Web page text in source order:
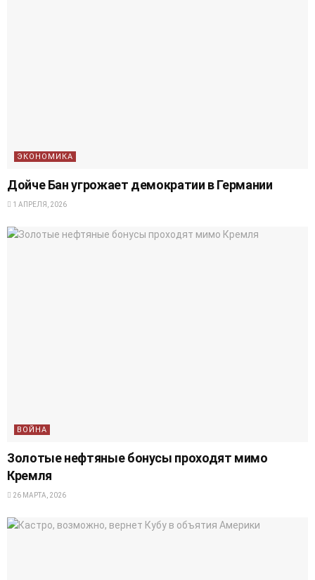
ЭКОНОМИКА
Дойче Бан угрожает демократии в Германии
1 АПРЕЛЯ, 2026
ВОЙНА
Золотые нефтяные бонусы проходят мимо
Кремля
26 МАРТА, 2026